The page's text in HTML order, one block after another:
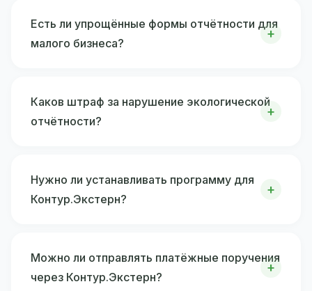
Есть ли упрощённые формы отчётности для
малого бизнеса?
Каков штраф за нарушение экологической
отчётности?
Нужно ли устанавливать программу для
Контур.Экстерн?
Можно ли отправлять платёжные поручения
через Контур.Экстерн?